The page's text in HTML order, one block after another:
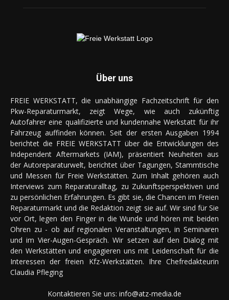
Über uns
FREIE WERKSTATT, die unabhängige Fachzeitschrift für den
Pkw-Reparaturmarkt, zeigt Wege, wie auch zukünftig
Autofahrer eine qualifizierte und kundennahe Werkstatt für ihr
Fahrzeug auffinden können. Seit der ersten Ausgaben 1994
berichtet die FREIE WERKSTATT über die Entwicklungen des
Independent Aftermarkets (IAM), präsentiert Neuheiten aus
der Autoreparaturwelt, berichtet über Tagungen, Stammtische
und Messen für Freie Werkstätten. Zum Inhalt gehören auch
Interviews zum Reparaturalltag, zu Zukunftsperspektiven und
zu persönlichen Erfahrungen. Es gibt sie, die Chancen im Freien
Reparaturmarkt und die Redaktion zeigt sie auf. Wir sind für Sie
vor Ort, legen den Finger in die Wunde und hören mit beiden
Ohren zu - ob auf regionalen Veranstaltungen, in Seminaren
und im Vier-Augen-Gespräch. Wir setzen auf den Dialog mit
den Werkstätten und engagieren uns mit Leidenschaft für die
Interessen der freien Kfz-Werkstätten. Ihre Chefredakteurin
Claudia Pfleging
Kontaktieren Sie uns: info@atz-media.de